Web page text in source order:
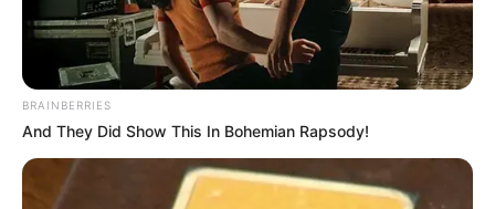
BRAINBERRIES
And They Did Show This In Bohemian Rapsody!